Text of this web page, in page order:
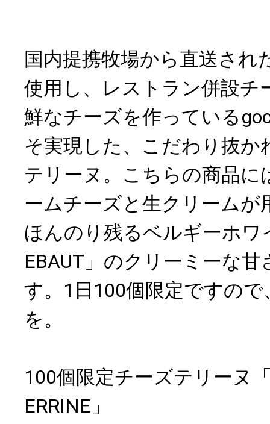
国内提携牧場から直送され
使用し、レストラン併設チ
鮮なチーズを作っている
そ実現した、こだわり抜か
テリーヌ。こちらの商品に
ームチーズと生クリームが
ほんのり残るベルギーホワ
EBAUT」のクリーミーな
す。1日100個限定ですの
を。
100個限定チーズテリーヌ「
ERRINE」